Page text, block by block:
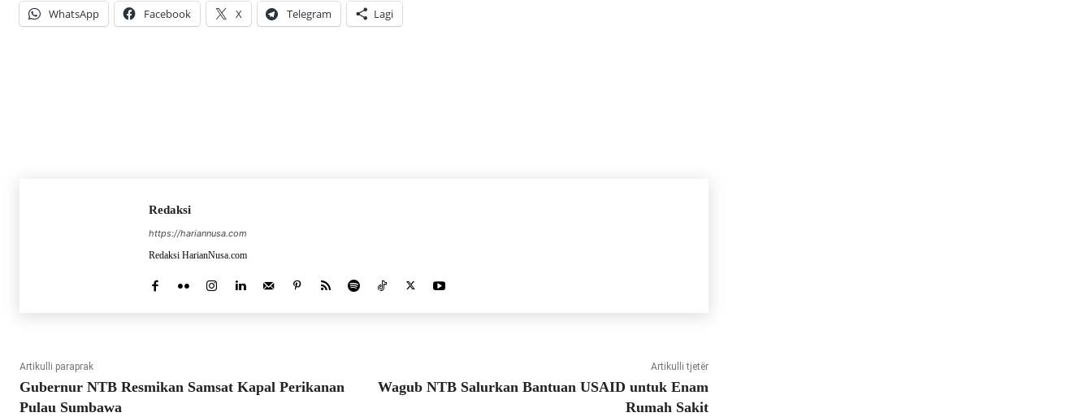
WhatsApp Facebook X Telegram Lagi
Redaksi
https://hariannusa.com
Redaksi HarianNusa.com
Artikulli paraprak
Gubernur NTB Resmikan Samsat Kapal Perikanan
Pulau Sumbawa
Artikulli tjetër
Wagub NTB Salurkan Bantuan USAID untuk Enam
Rumah Sakit